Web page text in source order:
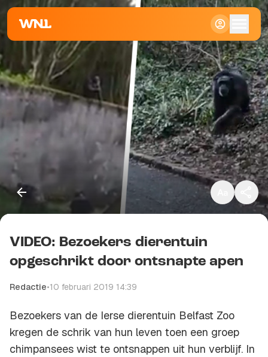
Klein
Standaard
Groot
Kopieer link
VIDEO: Bezoekers dierentuin
opgeschrikt door ontsnapte apen
Redactie•10 februari 2019 14:39
Bezoekers van de Ierse dierentuin Belfast Zoo
kregen de schrik van hun leven toen een groep
chimpansees wist te ontsnappen uit hun verblijf. In